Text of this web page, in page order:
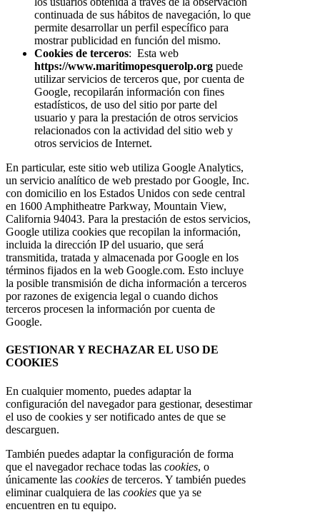
continuada de sus hábitos de navegación, lo que
permite desarrollar un perfil específico para
mostrar publicidad en función del mismo.
Cookies de terceros: Esta web
https://www.maritimopesquerolp.org puede
utilizar servicios de terceros que, por cuenta de
Google, recopilarán información con fines
estadísticos, de uso del sitio por parte del
usuario y para la prestación de otros servicios
relacionados con la actividad del sitio web y
otros servicios de Internet.
En particular, este sitio web utiliza Google Analytics,
un servicio analítico de web prestado por Google, Inc.
con domicilio en los Estados Unidos con sede central
en 1600 Amphitheatre Parkway, Mountain View,
California 94043. Para la prestación de estos servicios,
Google utiliza cookies que recopilan la información,
incluida la dirección IP del usuario, que será
transmitida, tratada y almacenada por Google en los
términos fijados en la web Google.com. Esto incluye
la posible transmisión de dicha información a terceros
por razones de exigencia legal o cuando dichos
terceros procesen la información por cuenta de
Google.
GESTIONAR Y RECHAZAR EL USO DE
COOKIES
En cualquier momento, puedes adaptar la
configuración del navegador para gestionar, desestimar
el uso de cookies y ser notificado antes de que se
descarguen.
También puedes adaptar la configuración de forma
que el navegador rechace todas las cookies, o
únicamente las cookies de terceros. Y también puedes
eliminar cualquiera de las cookies que ya se
encuentren en tu equipo.